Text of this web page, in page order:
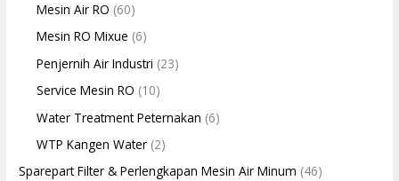
Mesin Air RO (60)
Mesin RO Mixue (6)
Penjernih Air Industri (23)
Service Mesin RO (10)
Water Treatment Peternakan (6)
WTP Kangen Water (2)
Sparepart Filter & Perlengkapan Mesin Air Minum (46)